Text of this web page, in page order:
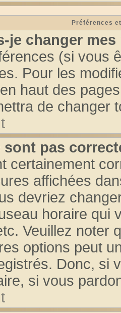
Préférences
je changer mes
(si vous
Pour les
haut des
de changer
sont pas
certainement
affichées
devriez
horaire qui
Veuillez noter
options peut
Donc, si
si vous